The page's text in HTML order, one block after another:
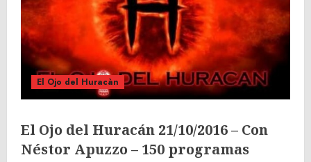
El Ojo del Huracàn
El Ojo del Huracán 21/10/2016 – Con
Néstor Apuzzo – 150 programas